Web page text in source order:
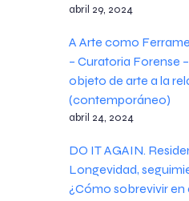
abril 29, 2024
A Arte como
– Curatoria Forense
objeto de arte a la
(contemporáneo)
abril 24, 2024
DO IT AGAIN.
Longevidad,
¿Cómo sobrevivir en